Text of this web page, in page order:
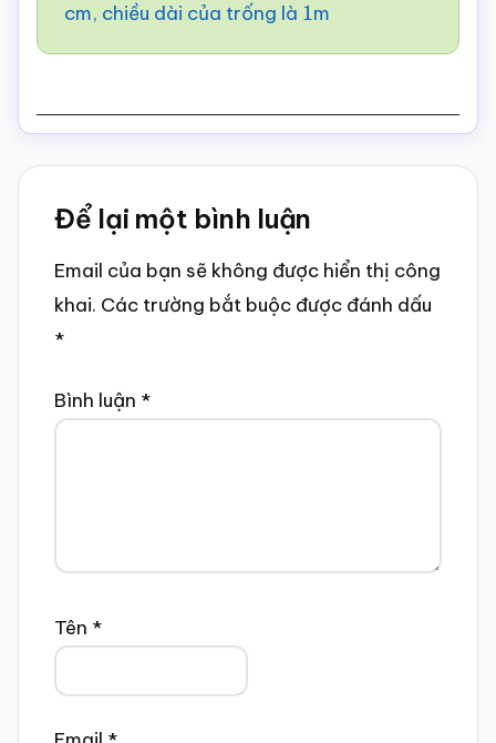
cm, chiều dài của trống là 1m
Reader
Interactions
Để lại một bình luận
Email của bạn sẽ không được hiển thị công
khai. Các trường bắt buộc được đánh dấu
*
Bình luận *
Tên *